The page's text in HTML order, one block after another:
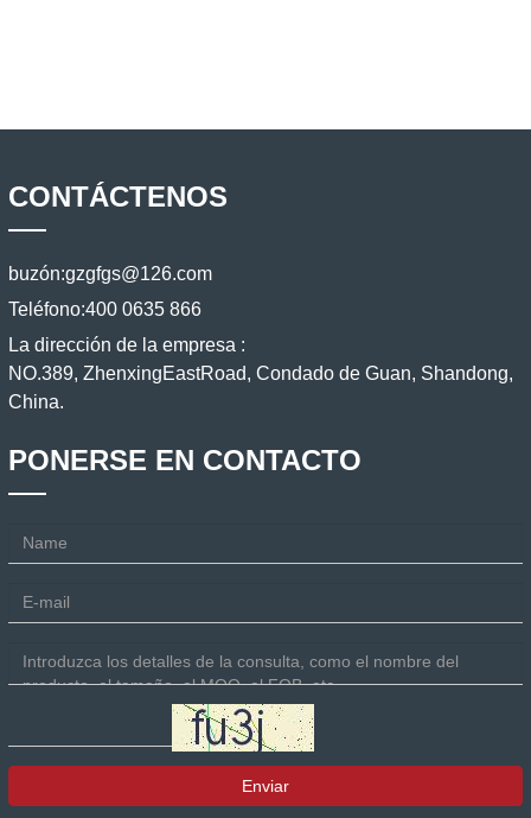
CONTÁCTENOS
buzón:gzgfgs@126.com
Teléfono:400 0635 866
La dirección de la empresa :
NO.389, ZhenxingEastRoad, Condado de Guan, Shandong,
China.
PONERSE EN CONTACTO
Enviar